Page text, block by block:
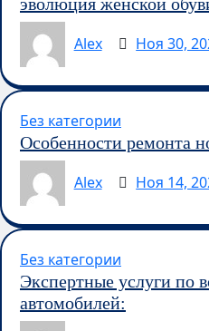
Alex
Ноя 30,
Без категории
Особенности ремонта
Alex
Ноя 14,
Без категории
Экспертные услуги по
автомобилей: